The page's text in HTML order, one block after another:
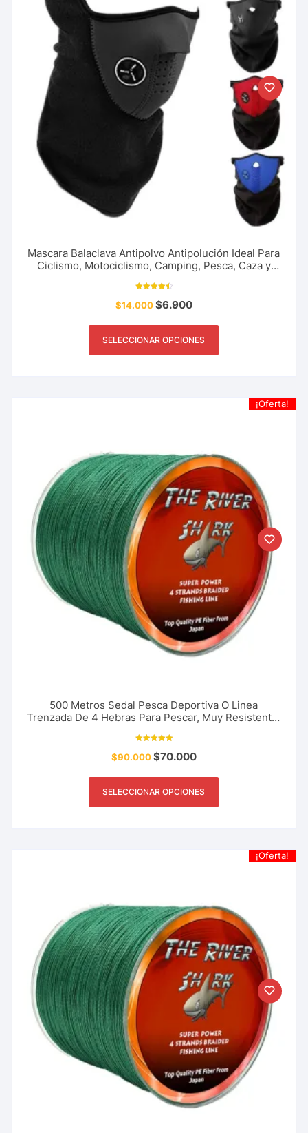
Mascara Balaclava Antipolvo Antipolución Ideal Para
Ciclismo, Motociclismo, Camping, Pesca, Caza y
con
4.58
$14.000$6.900
SELECCIONAR OPCIONES
¡Oferta!
500 Metros Sedal Pesca Deportiva O Linea
Trenzada De 4 Hebras Para Pescar, Muy Resistente.
5.00
de 5
$90.000$70.000
SELECCIONAR OPCIONES
¡Oferta!